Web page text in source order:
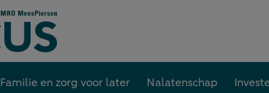
Familie en zorg voor later Nalatenschap